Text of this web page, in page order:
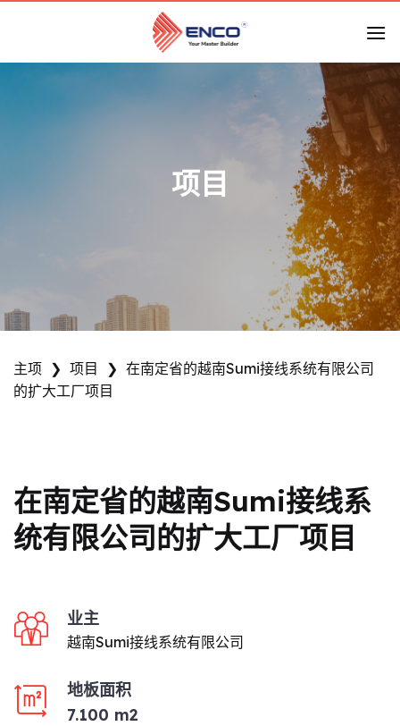
容
项目
主项 ❯ 项目 ❯ 在南定省的越南Sumi接线系统有限公司
的扩大工厂项目
在南定省的越南Sumi接线系
统有限公司的扩大工厂项目
业主
越南Sumi接线系统有限公司
地板面积
7.100 m2